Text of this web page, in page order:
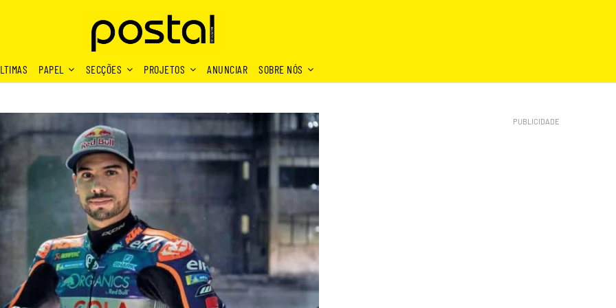
PAPEL SECÇÕES PROJETOS ANUNCIAR SOBRE NÓS